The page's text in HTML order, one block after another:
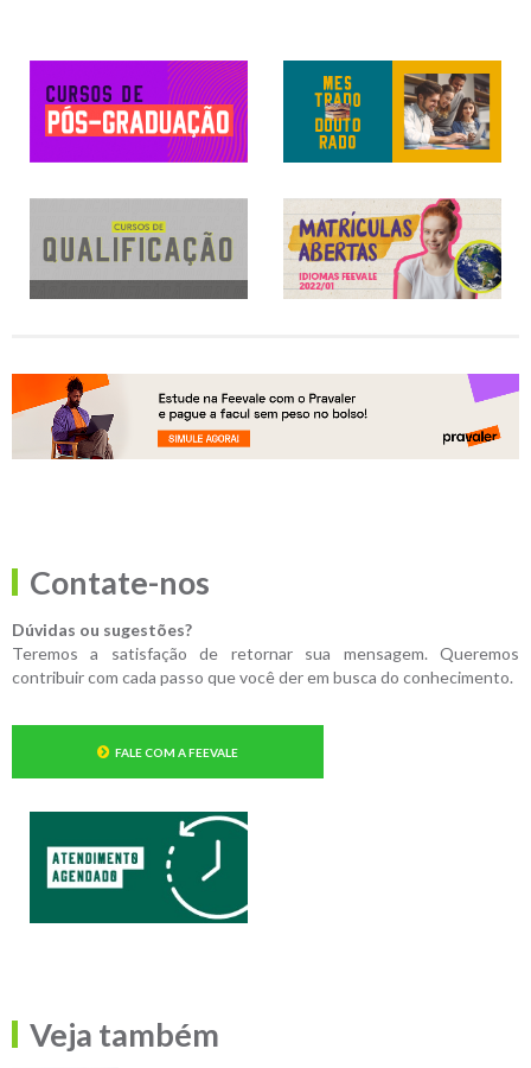
Contate-nos
Dúvidas ou sugestões?
Teremos a satisfação de retornar sua mensagem. Queremos
contribuir com cada passo que você der em busca do conhecimento.
FALE COM A FEEVALE
Veja também